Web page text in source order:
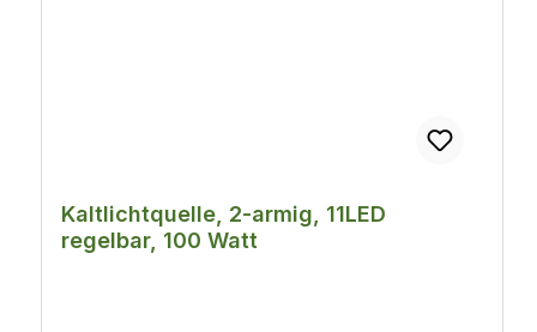
Kaltlichtquelle, 2-armig, 11LED
regelbar, 100 Watt